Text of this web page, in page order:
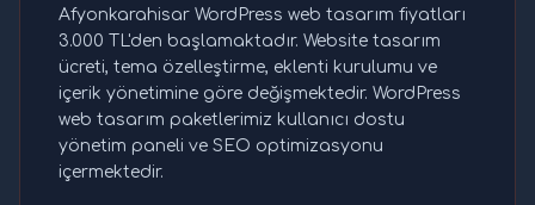
Afyonkarahisar WordPress web tasarım fiyatları
3.000 TL'den başlamaktadır. Website tasarım
ücreti, tema özelleştirme, eklenti kurulumu ve
içerik yönetimine göre değişmektedir. WordPress
web tasarım paketlerimiz kullanıcı dostu
yönetim paneli ve SEO optimizasyonu
içermektedir.